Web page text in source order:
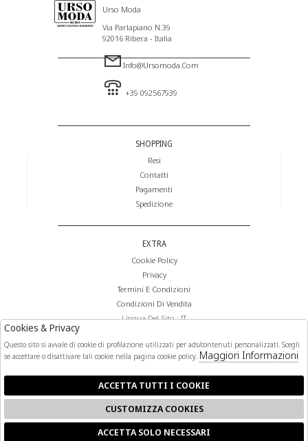
Urso Moda
Via Parlapiano N.39
92016 Ribera - Italia
Info@ursomoda.com
+39 092567939
SHOPPING
Resi
Contatti
Pagamenti
Spedizione
EXTRA
Cookie Policy
Privacy
Termini E Condizioni
Condizioni Di Vendita
Lingua Del Sito : IT
FOLLOW US
Cookies & Privacy
Questo sito si avvale di cookie di profilazione utilizzati per ads/contenuti personalizzati. Scegli
se accettare o disattivare tali cookie nella pagina cookie policy. Maggiori Informazioni
ACCETTA TUTTI I COOKIE
CUSTOMIZZA COOKIES
ACCETTA SOLO NECESSARI